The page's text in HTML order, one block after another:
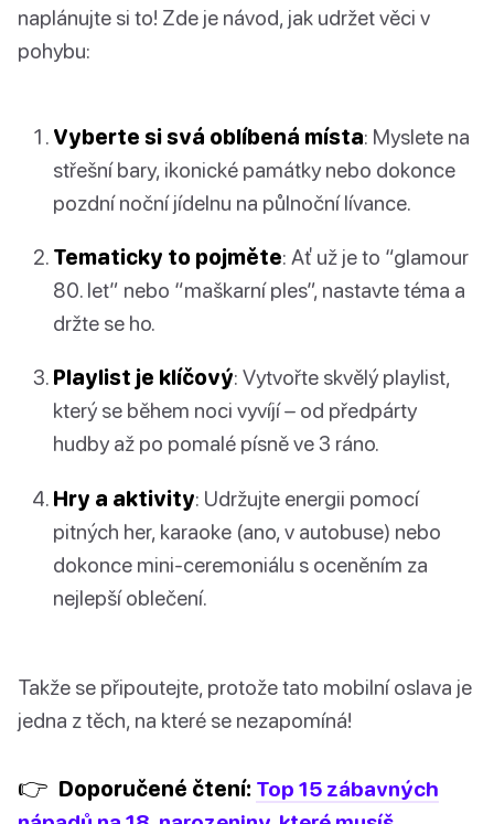
naplánujte si to! Zde je návod, jak udržet věci v
pohybu:
Vyberte si svá oblíbená místa: Myslete na
střešní bary, ikonické památky nebo dokonce
pozdní noční jídelnu na půlnoční lívance.
Tematicky to pojměte: Ať už je to “glamour
80. let” nebo “maškarní ples”, nastavte téma a
držte se ho.
Playlist je klíčový: Vytvořte skvělý playlist,
který se během noci vyvíjí – od předpárty
hudby až po pomalé písně ve 3 ráno.
Hry a aktivity: Udržujte energii pomocí
pitných her, karaoke (ano, v autobuse) nebo
dokonce mini-ceremoniálu s oceněním za
nejlepší oblečení.
Takže se připoutejte, protože tato mobilní oslava je
jedna z těch, na které se nezapomíná!
👉 Doporučené čtení: Top 15 zábavných